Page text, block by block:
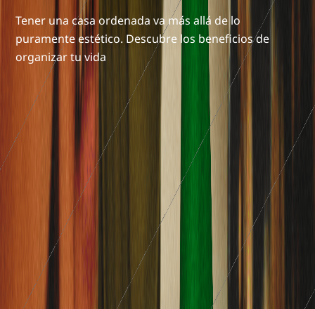
Tener una casa ordenada va más allá de lo
puramente estético. Descubre los beneficios de
organizar tu vida